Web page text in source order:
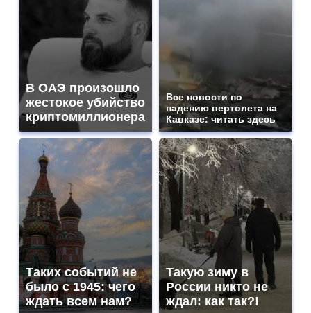
В ОАЭ произошло
жестокое убийство
криптомиллионера
Все новости по
падению вертолета на
Кавказе: читать здесь
Таких событий не
было с 1945: чего
ждать всем нам?
Такую зиму в
России никто не
ждал: как так?!